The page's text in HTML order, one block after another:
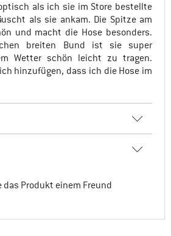
als ich sie im Store bestellte
als sie ankam. Die Spitze am
und macht die Hose besonders.
breiten Bund ist sie super
Wetter schön leicht zu tragen.
hinzufügen, dass ich die Hose im
das Produkt einem Freund